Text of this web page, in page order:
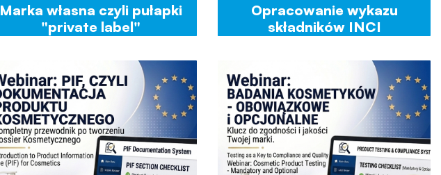
Marka własna czyli pułapki
"private label"
Opracowanie wykazu
składników INCI